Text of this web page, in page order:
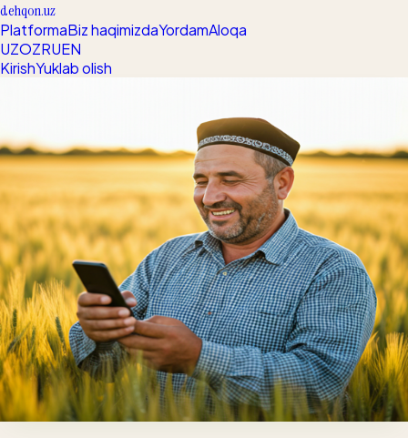
dehqon.uz
PlatformaBiz haqimizdaYordamAloqa
UZOZRUEN
KirishYuklab olish
Ekin kasalligi
3 soniyada
aniqlanadi
O'zbekistonning birinchi sun'iy intellektga asoslangan
agrotexnika platformasi bilan hosildorlikni 40% ga oshiring.
Sinab ko'ring Video qo'llanma
Aniqlangan kasallik
Leaf Rust - 98%